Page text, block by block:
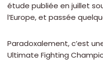
étude publiée en juillet
l’Europe, et passée
Paradoxalement, c’est
Ultimate Fighting